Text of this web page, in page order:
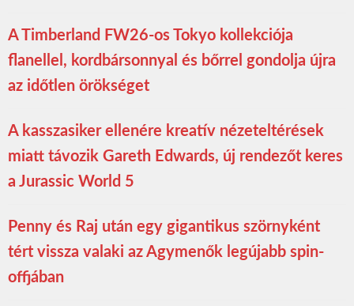
A Timberland FW26-os Tokyo kollekciója
flanellel, kordbársonnyal és bőrrel gondolja újra
az időtlen örökséget
A kasszasiker ellenére kreatív nézeteltérések
miatt távozik Gareth Edwards, új rendezőt keres
a Jurassic World 5
Penny és Raj után egy gigantikus szörnyként
tért vissza valaki az Agymenők legújabb spin-
offjában